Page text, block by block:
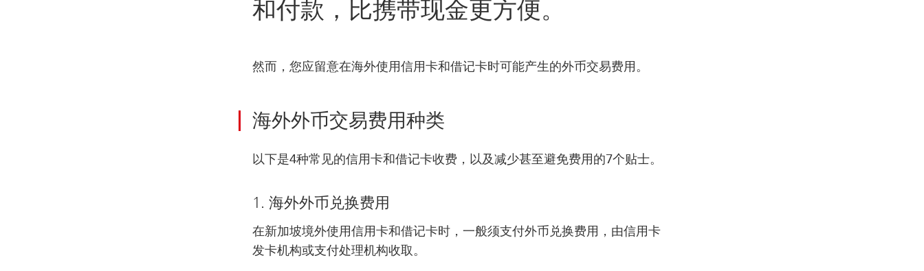
和付款，比携带现金更方便。
然而，您应留意在海外使用信用卡和借记卡时可能产生的外币交易费用。
海外外币交易费用种类
以下是4种常见的信用卡和借记卡收费，以及减少甚至避免费用的7个贴士。
1. 海外外币兑换费用
在新加坡境外使用信用卡和借记卡时，一般须支付外币兑换费用，由信用卡
发卡机构或支付处理机构收取。